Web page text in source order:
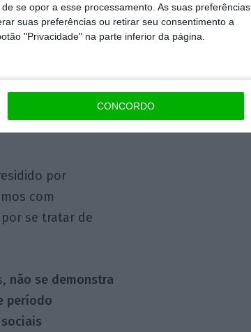
se opor a esse processamento. As suas preferências
suas preferências ou retirar seu consentimento a
"Privacidade" na parte inferior da página.
CONCORDO
de serviços
não justificam a
a circulação
por
com
se tratar de
não se demonstra
período